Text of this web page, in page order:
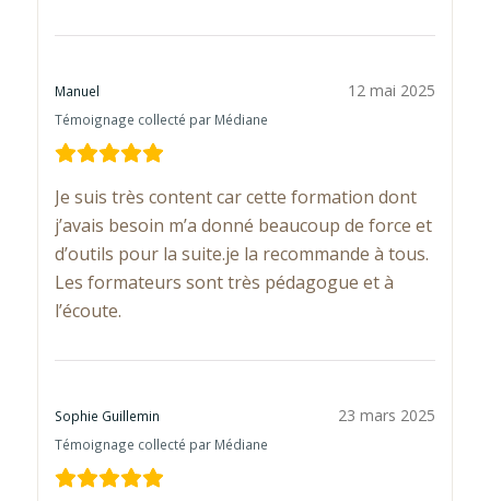
Manuel
Témoignage collecté par Médiane
12 mai 2025
Je suis très content car cette formation dont
j’avais besoin m’a donné beaucoup de force et
d’outils pour la suite.je la recommande à tous.
Les formateurs sont très pédagogue et à
l’écoute.
Sophie Guillemin
Témoignage collecté par Médiane
23 mars 2025